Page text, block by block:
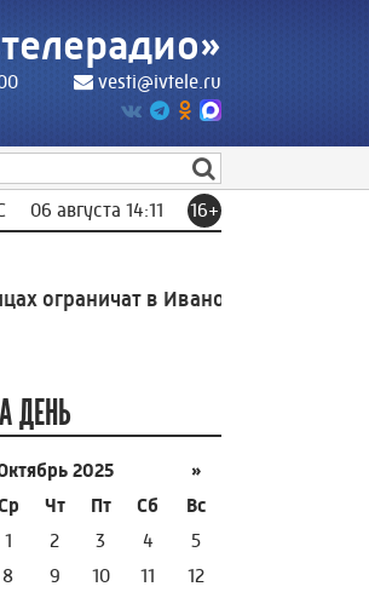
vesti@ivtele.ru
06 августа 14:11 16+
в Иванове 13:43
ДЕНЬ
2025
»
Чт Пт Сб
Вс
1 2 3 4
5
8 9 10 11
12